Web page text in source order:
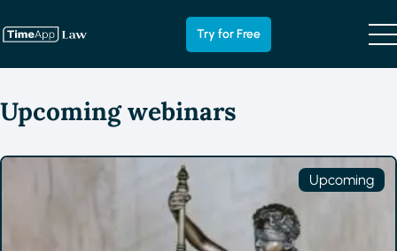
Try for Free
Upcoming webinars
Upcoming